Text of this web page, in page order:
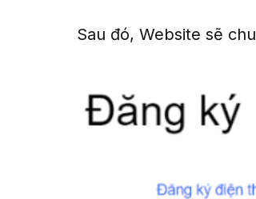
Sau đó, Website sẽ